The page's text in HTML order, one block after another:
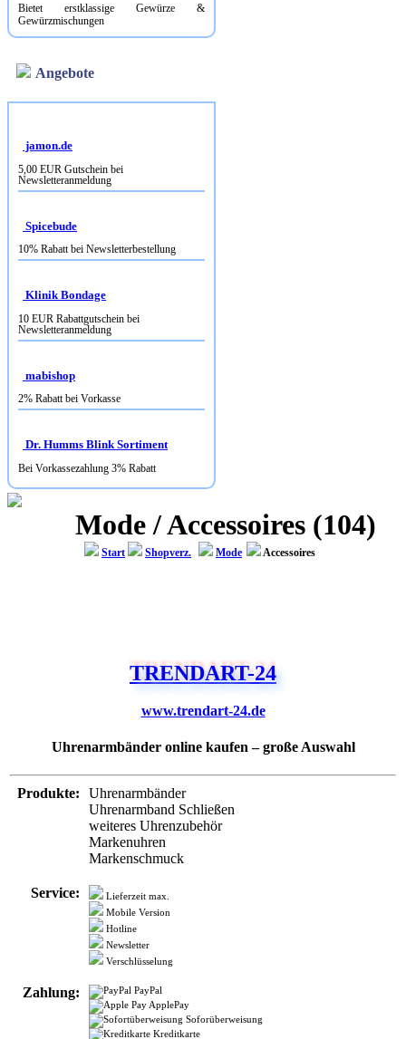
Bietet erstklassige Gewürze &
Gewürzmischungen
Angebote
jamon.de
5,00 EUR Gutschein bei
Newsletteranmeldung
Spicebude
10% Rabatt bei Newsletterbestellung
Klinik Bondage
10 EUR Rabattgutschein bei
Newsletteranmeldung
mabishop
2% Rabatt bei Vorkasse
Dr. Humms Blink Sortiment
Bei Vorkassezahlung 3% Rabatt
Mode / Accessoires (104)
Start Shopverz. Mode Accessoires
TRENDART-24
www.trendart-24.de
Uhrenarmbänder online kaufen – große Auswahl
Produkte:
Uhrenarmbänder
Uhrenarmband Schließen
weiteres Uhrenzubehör
Markenuhren
Markenschmuck
Service:
Lieferzeit max.
Mobile Version
Hotline
Newsletter
Verschlüsselung
Zahlung:
PayPal
ApplePay
Soforüberweisung
Kreditkarte